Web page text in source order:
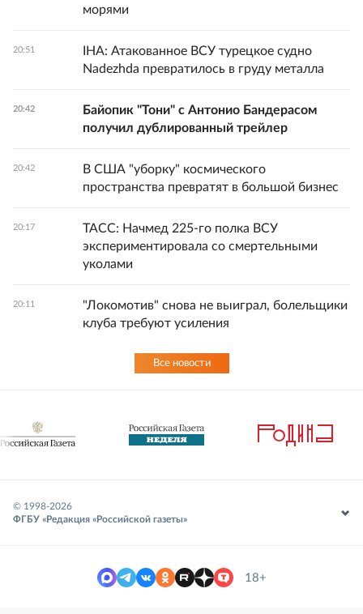
морями
20:51
IHA: Атакованное ВСУ турецкое судно
Nadezhda превратилось в груду металла
20:42
Байопик "Тони" с Антонио Бандерасом
получил дублированный трейлер
20:42
В США "уборку" космического
пространства превратят в большой бизнес
20:17
ТАСС: Начмед 225-го полка ВСУ
экспериментировала со смертельными
уколами
20:11
"Локомотив" снова не выиграл, болельщики
клуба требуют усиления
Все новости
© 1998-2026
ФГБУ «Редакция «Российской газеты»
18+